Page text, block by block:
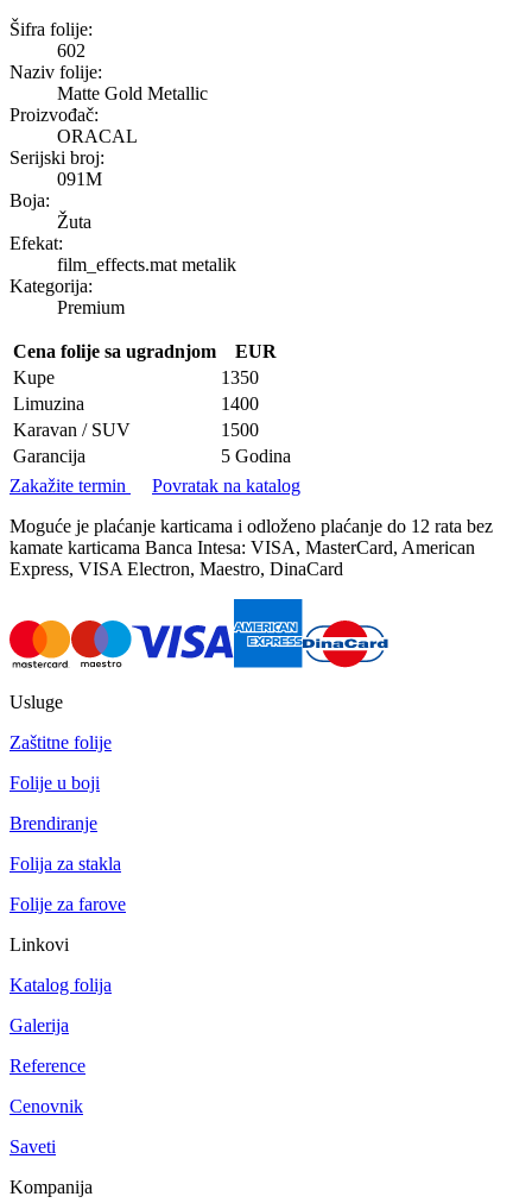
Matte Gold Metallic
Šifra folije:
602
Naziv folije:
Matte Gold Metallic
Proizvođač:
ORACAL
Serijski broj:
091M
Boja:
Žuta
Efekat:
film_effects.mat metalik
Kategorija:
Premium
Cena folije sa ugradnjom
EUR
Kupe
1350
Limuzina
1400
Karavan / SUV
1500
Garancija
5 Godina
Zakažite termin
Povratak na katalog
Moguće je plaćanje karticama i odloženo plaćanje do 12 rata bez
kamate karticama Banca Intesa: VISA, MasterCard, American
Express, VISA Electron, Maestro, DinaCard
Usluge
Zaštitne folije
Folije u boji
Brendiranje
Folija za stakla
Folije za farove
Linkovi
Katalog folija
Galerija
Reference
Cenovnik
Saveti
Kompanija